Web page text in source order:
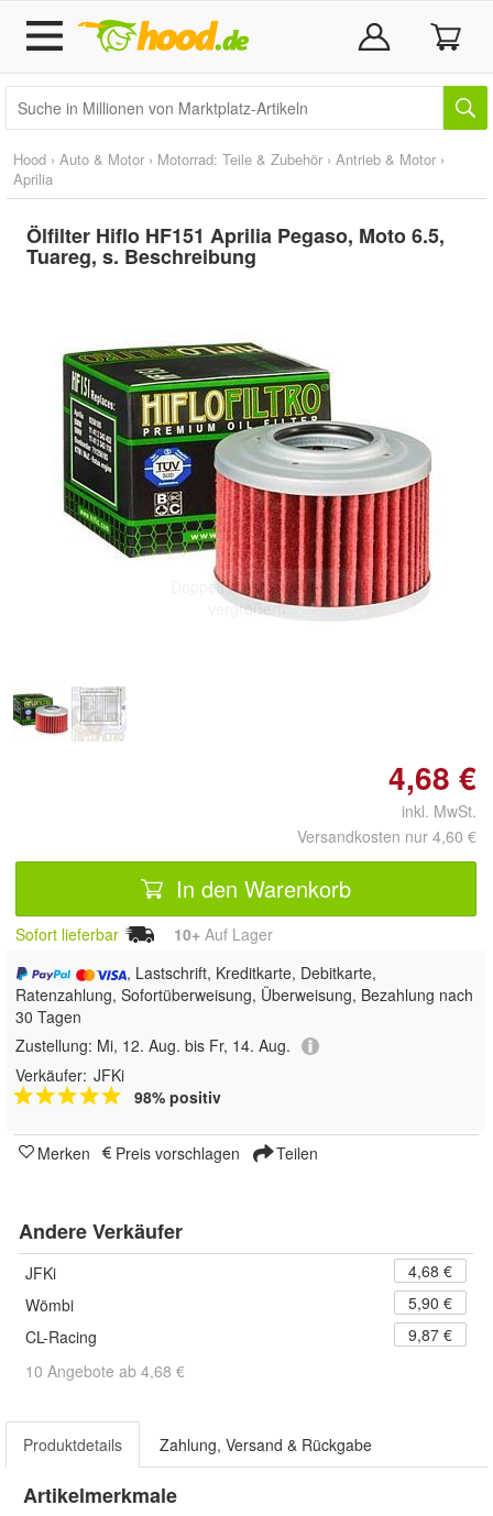
Hood › Auto & Motor › Motorrad: Teile & Zubehör › Antrieb & Motor ›
Aprilia
Ölfilter Hiflo HF151 Aprilia Pegaso, Moto 6.5,
Tuareg, s. Beschreibung
Doppelt antippen zum
vergrößern
4,68 €
inkl. MwSt.
Versandkosten nur 4,60 €
In den Warenkorb
Sofort lieferbar 10+ Auf Lager
, Lastschrift, Kreditkarte, Debitkarte,
Ratenzahlung, Sofortüberweisung, Überweisung, Bezahlung nach
30 Tagen
Zustellung: Mi, 12. Aug. bis Fr, 14. Aug.
Verkäufer: JFKi
98% positiv
Merken Preis vorschlagen Teilen
Andere Verkäufer
JFKi
4,68 €
Wömbi
5,90 €
CL-Racing
9,87 €
10 Angebote ab 4,68 €
Produktdetails Zahlung, Versand & Rückgabe
Artikelmerkmale